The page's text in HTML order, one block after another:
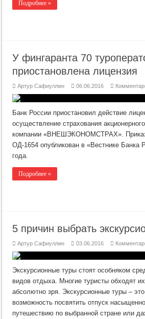
Подробнее »
У фингаранта 70
приостановлена лицензия
Артур Сафиуллин 06.06.2016
Банк России приостановил действие
осуществление страхования
компании «ВНЕШЭКОНОМСТРАХ».
ОД-1654 опубликован в «Вестнике Банка
года.
Подробнее »
5 причин выбрать
Артур Сафиуллин 03.06.2016
Экскурсионные туры стоят особняком
видов отдыха. Многие туристы обходят
абсолютно зря. Экскурсионные туры –
возможность посвятить отпуск
путешествию по выбранной стране или